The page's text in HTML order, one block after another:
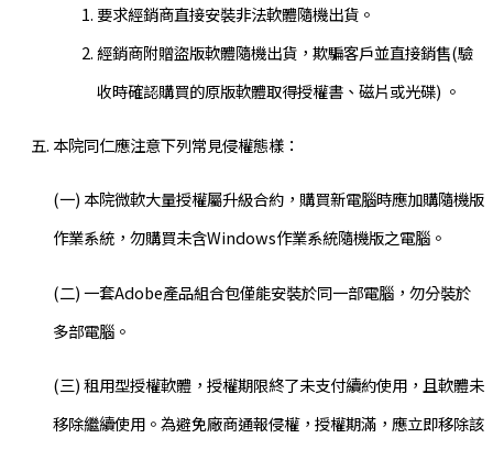
要求經銷商直接安裝非法軟體隨機出貨。
經銷商附贈盜版軟體隨機出貨，欺騙客戶並直接銷售(驗
收時確認購買的原版軟體取得授權書、磁片或光碟) 。
本院同仁應注意下列常見侵權態樣：
(一) 本院微軟大量授權屬升級合約，購買新電腦時應加購隨機版
作業系統，勿購買未含Windows作業系統隨機版之電腦。
(二) 一套Adobe產品組合包僅能安裝於同一部電腦，勿分裝於
多部電腦。
(三) 租用型授權軟體，授權期限終了未支付續約使用，且軟體未
移除繼續使用。為避免廠商通報侵權，授權期滿，應立即移除該